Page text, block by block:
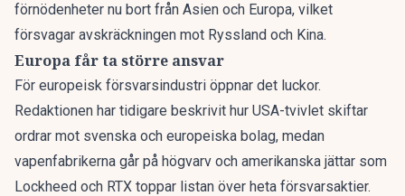
förnödenheter nu bort från Asien och Europa, vilket
försvagar avskräckningen mot Ryssland och Kina.
Europa får ta större ansvar
För europeisk försvarsindustri öppnar det luckor.
Redaktionen har tidigare beskrivit hur USA-tvivlet skiftar
ordrar mot svenska och europeiska bolag, medan
vapenfabrikerna går på högvarv och amerikanska jättar som
Lockheed och RTX toppar listan över heta försvarsaktier.